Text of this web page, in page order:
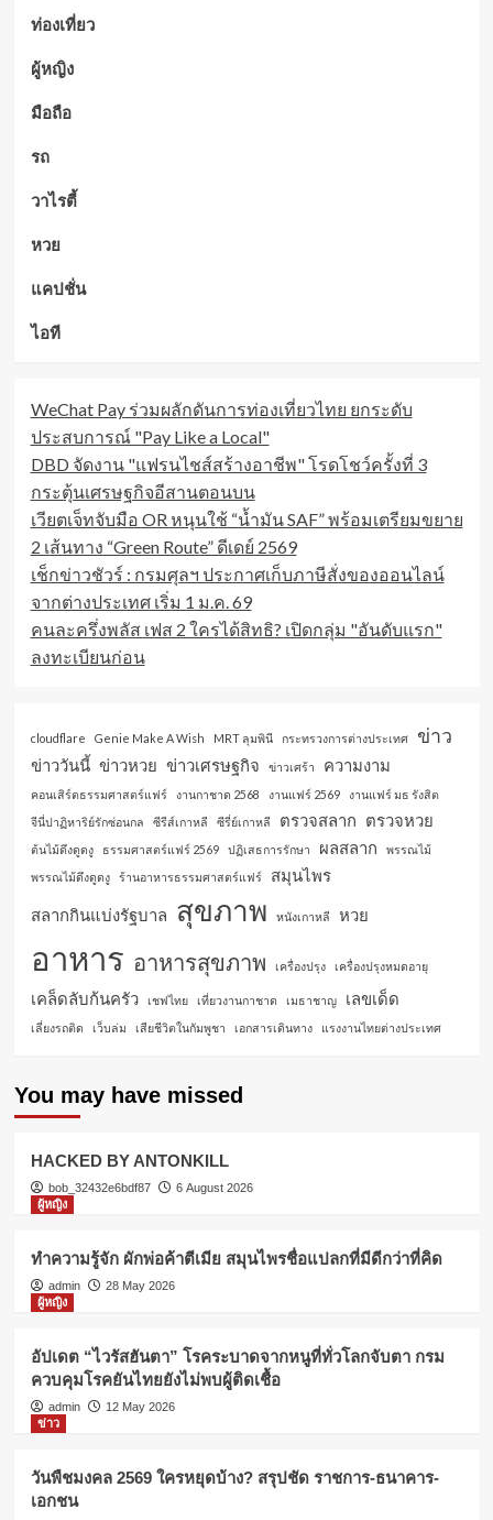
ท่องเที่ยว
ผู้หญิง
มือถือ
รถ
วาไรตี้
หวย
แคปชั่น
ไอที
WeChat Pay ร่วมผลักดันการท่องเที่ยวไทย ยกระดับ
ประสบการณ์ "Pay Like a Local"
DBD จัดงาน "แฟรนไชส์สร้างอาชีพ" โรดโชว์ครั้งที่ 3
กระตุ้นเศรษฐกิจอีสานตอนบน
เวียตเจ็ทจับมือ OR หนุนใช้ “น้ำมัน SAF” พร้อมเตรียมขยาย
2 เส้นทาง “Green Route” ดีเดย์ 2569
เช็กข่าวชัวร์ : กรมศุลฯ ประกาศเก็บภาษีสั่งของออนไลน์
จากต่างประเทศ เริ่ม 1 ม.ค. 69
คนละครึ่งพลัส เฟส 2 ใครได้สิทธิ? เปิดกลุ่ม "อันดับแรก"
ลงทะเบียนก่อน
cloudflare Genie Make A Wish MRT ลุมพินี กระทรวงการต่างประเทศ ข่าว
ข่าววันนี้ ข่าวหวย ข่าวเศรษฐกิจ ข่าวเศร้า ความงาม
คอนเสิร์ตธรรมศาสตร์แฟร์ งานกาชาด 2568 งานแฟร์ 2569
งานแฟร์ มธ รังสิต
จีนี่ปาฏิหาริย์รักซ่อนกล
ซีรีส์เกาหลี ซีรี่ย์เกาหลี ตรวจสลาก ตรวจหวย
ต้นไม้ดึงดูดงู ธรรมศาสตร์แฟร์ 2569 ปฏิเสธการรักษา ผลสลาก
พรรณไม้
พรรณไม้ดึงดูดงู
ร้านอาหารธรรมศาสตร์แฟร์
สมุนไพร
สลากกินแบ่งรัฐบาล สุขภาพ หนังเกาหลี หวย
อาหาร อาหารสุขภาพ เครื่องปรุง เครื่องปรุงหมดอายุ
เคล็ดลับก้นครัว เชฟไทย เที่ยวงานกาชาด เมธาชาญ เลขเด็ด
เลี่ยงรถติด เว็บล่ม เสียชีวิตในกัมพูชา เอกสารเดินทาง แรงงานไทยต่างประเทศ
You may have missed
HACKED BY ANTONKILL
bob_32432e6bdf87
6 August 2026
ผู้หญิง
ทำความรู้จัก ผักพ่อค้าตีเมีย สมุนไพรชื่อแปลกที่มีดีกว่าที่คิด
admin
28 May 2026
ผู้หญิง
อัปเดต “ไวรัสฮันตา” โรคระบาดจากหนูที่ทั่วโลกจับตา กรม
ควบคุมโรคยันไทยยังไม่พบผู้ติดเชื้อ
admin
12 May 2026
ข่าว
วันพืชมงคล 2569 ใครหยุดบ้าง? สรุปชัด ราชการ-ธนาคาร-
เอกชน